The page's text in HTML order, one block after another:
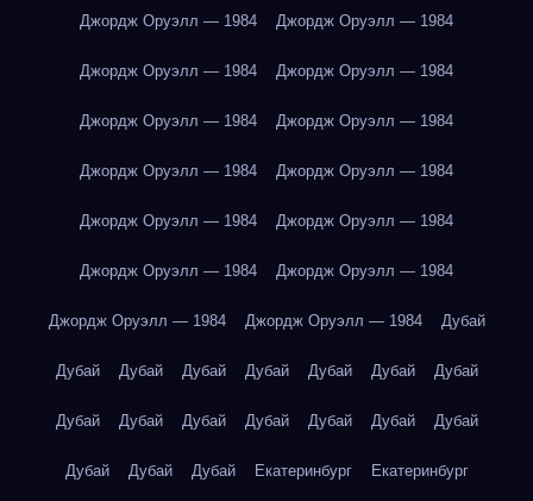
Джордж Оруэлл — 1984 Джордж Оруэлл — 1984
Джордж Оруэлл — 1984 Джордж Оруэлл — 1984
Джордж Оруэлл — 1984 Джордж Оруэлл — 1984
Джордж Оруэлл — 1984 Джордж Оруэлл — 1984
Джордж Оруэлл — 1984 Джордж Оруэлл — 1984
Джордж Оруэлл — 1984 Джордж Оруэлл — 1984
Джордж Оруэлл — 1984 Джордж Оруэлл — 1984 Дубай
Дубай Дубай Дубай Дубай Дубай Дубай Дубай
Дубай Дубай Дубай Дубай Дубай Дубай Дубай
Дубай Дубай Дубай Екатеринбург Екатеринбург